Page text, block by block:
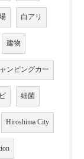
白アリ
建物
ンピングカー
細菌
Hiroshima City